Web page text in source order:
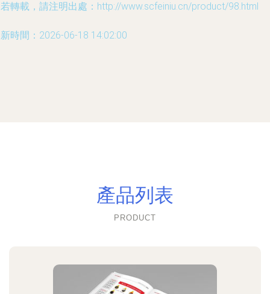
轉載，請注明出處：http://www.scfeiniu.cn/product/98.html
時間：2026-06-18 14:02:00
產品列表
PRODUCT